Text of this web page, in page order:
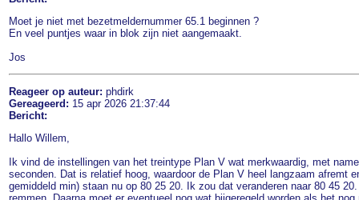
Moet je niet met bezetmeldernummer 65.1 beginnen ?
En veel puntjes waar in blok zijn niet aangemaakt.
Jos
Reageer op auteur: phdirk
Gereageerd: 15 apr 2026 21:37:44
Bericht:
Hallo Willem,
Ik vind de instellingen van het treintype Plan V wat merkwaardig, met
seconden. Dat is relatief hoog, waardoor de Plan V heel langzaam afremt
gemiddeld min) staan nu op 80 25 20. Ik zou dat veranderen naar 80 45